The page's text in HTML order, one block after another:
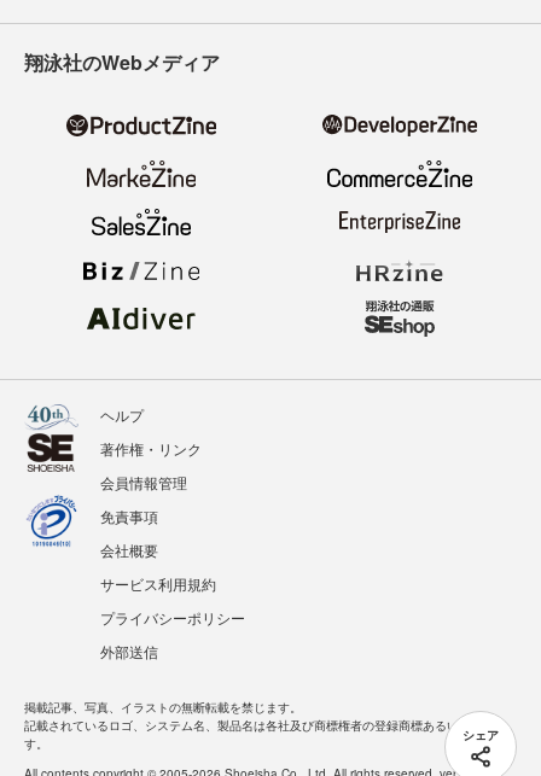
シェア
翔泳社のWebメディア
ヘルプ
著作権・リンク
会員情報管理
免責事項
会社概要
サービス利用規約
プライバシーポリシー
外部送信
掲載記事、写真、イラストの無断転載を禁じます。
記載されているロゴ、システム名、製品名は各社及び商標権者の登録商標あるいは商標で
す。